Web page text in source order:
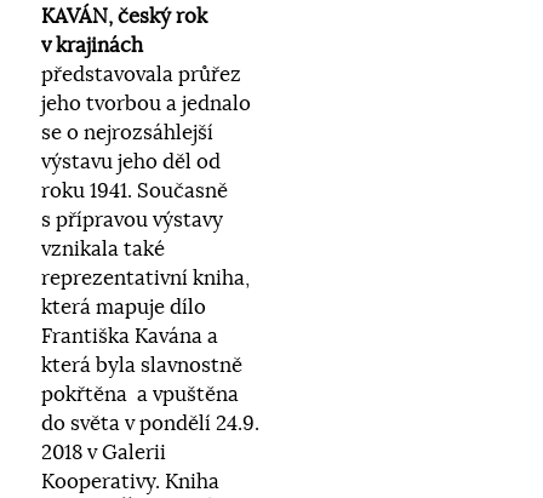
KAVÁN, český rok
v krajinách
představovala průřez
jeho tvorbou a jednalo
se o nejrozsáhlejší
výstavu jeho děl od
roku 1941. Současně
s přípravou výstavy
vznikala také
reprezentativní kniha,
která mapuje dílo
Františka Kavána a
která byla slavnostně
pokřtěna a vpuštěna
do světa v pondělí 24.9.
2018 v Galerii
Kooperativy. Kniha